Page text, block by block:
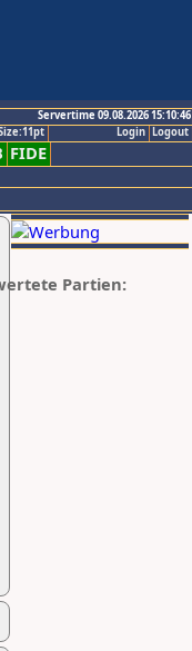
Servertime 09.08.2026 15:10:46
Logout
Login
FIDE
Partien: